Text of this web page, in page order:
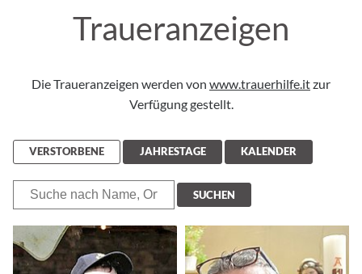
Traueranzeigen
Die Traueranzeigen werden von www.trauerhilfe.itzur
Verfügung gestellt.
VERSTORBENE JAHRESTAGE KALENDER
SUCHEN